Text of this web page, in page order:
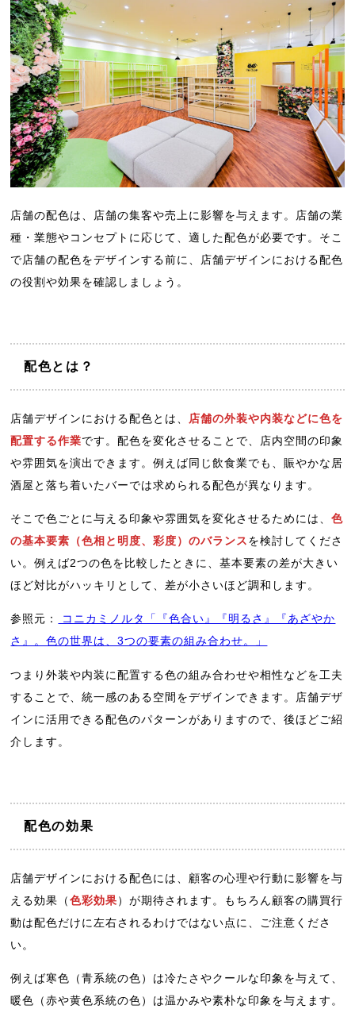
店舗の配色は、店舗の集客や売上に影響を与えます。店舗の業
種・業態やコンセプトに応じて、適した配色が必要です。そこ
で店舗の配色をデザインする前に、店舗デザインにおける配色
の役割や効果を確認しましょう。
配色とは？
店舗デザインにおける配色とは、 店舗の外装や内装などに色を
配置する作業です。配色を変化させることで、店内空間の印象
や雰囲気を演出できます。例えば同じ飲食業でも、賑やかな居
酒屋と落ち着いたバーでは求められる配色が異なります。
そこで色ごとに与える印象や雰囲気を変化させるためには、色
の基本要素（色相と明度、彩度）のバランスを検討してくださ
い。例えば2つの色を比較したときに、基本要素の差が大きい
ほど対比がハッキリとして、差が小さいほど調和します。
参照元：
コニカミノルタ「『色合い』『明るさ』『あざやか
さ』。色の世界は、3つの要素の組み合わせ。」
つまり外装や内装に配置する色の組み合わせや相性などを工夫
することで、統一感のある空間をデザインできます。店舗デザ
インに活用できる配色のパターンがありますので、後ほどご紹
介します。
配色の効果
店舗デザインにおける配色には、顧客の心理や行動に影響を与
える効果（色彩効果）が期待されます。もちろん顧客の購買行
動は配色だけに左右されるわけではない点に、ご注意くださ
い。
例えば寒色（青系統の色）は冷たさやクールな印象を与えて、
暖色（赤や黄色系統の色）は温かみや素朴な印象を与えます。